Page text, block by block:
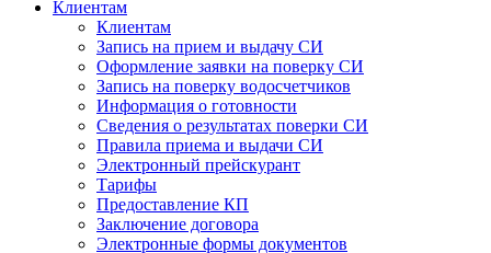
Клиентам
Клиентам
Запись на прием и выдачу СИ
Оформление заявки на поверку СИ
Запись на поверку водосчетчиков
Информация о готовности
Сведения о результатах поверки СИ
Правила приема и выдачи СИ
Электронный прейскурант
Тарифы
Предоставление КП
Заключение договора
Электронные формы документов